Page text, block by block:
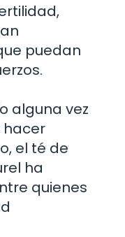
puedan
alguna vez
hacer
el té de
ha
quienes